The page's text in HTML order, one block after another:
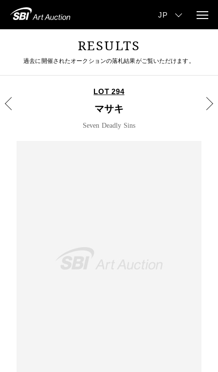
RESULTS
過去に開催されたオークションの落札結果がご覧いただけます。
LOT 294
マサキ
Seven Deadly Sins